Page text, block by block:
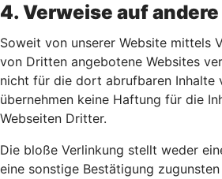
4. Verweise auf
Soweit von unserer Website mittels
von Dritten angebotene Websites
nicht für die dort abrufbaren Inhalte
übernehmen keine Haftung für die
Webseiten Dritter.
Die bloße Verlinkung stellt weder
eine sonstige Bestätigung zugunsten